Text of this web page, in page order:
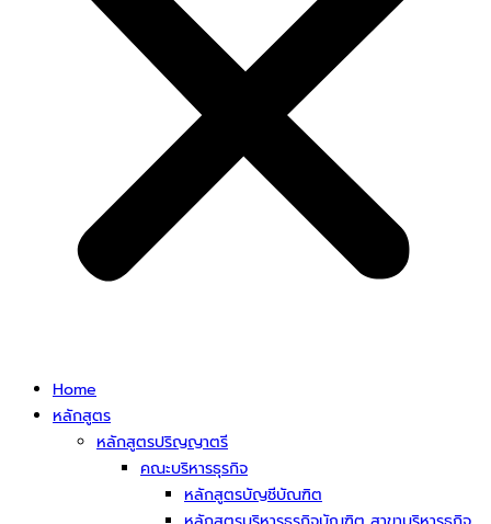
Home
หลักสูตร
หลักสูตรปริญญาตรี
คณะบริหารธุรกิจ
หลักสูตรบัญชีบัณฑิต